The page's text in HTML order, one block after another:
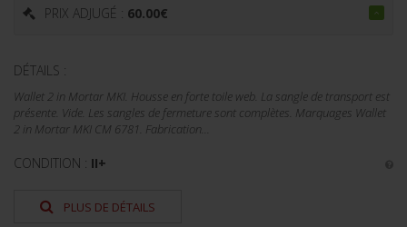
PRIX ADJUGÉ : 60.00€
DÉTAILS :
Wallet 2 in Mortar MKI. Housse en forte toile web. La sangle de transport est
présente. Vide. Les sangles de fermeture sont complètes. Marquages Wallet
2 in Mortar MKI CM 6781. Fabrication...
CONDITION : II+
PLUS DE DÉTAILS